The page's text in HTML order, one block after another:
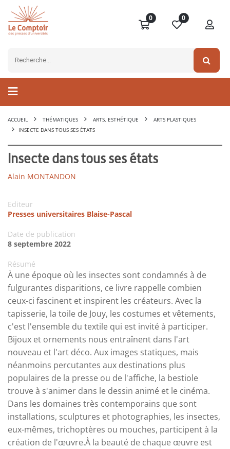
0 0
ACCUEIL THÉMATIQUES ARTS, ESTHÉTIQUE
ARTS PLASTIQUES
INSECTE DANS TOUS SES ÉTATS
Insecte dans tous ses états
Alain MONTANDON
Editeur
Presses universitaires Blaise-Pascal
Date de publication
8 septembre 2022
Résumé
À une époque où les insectes sont condamnés à de
fulgurantes disparitions, ce livre rappelle combien
ceux-ci fascinent et inspirent les créateurs. Avec la
tapisserie, la toile de Jouy, les costumes et vêtements,
c'est l'ensemble du textile qui est invité à participer.
Bijoux et ornements nous entraînent dans l'art
nouveau et l'art déco. Aux images statiques, mais
néanmoins percutantes aux destinations plus
populaires de la presse ou de l'affiche, la bestiole
trouve à s'animer dans le dessin animé et le cinéma.
Dans les domaines très contemporains que sont
installations, sculptures et photographies, les insectes,
eux-mêmes, trichoptères ou mouches, participent à la
création de l'œuvre.À la beauté de chaque œuvre est